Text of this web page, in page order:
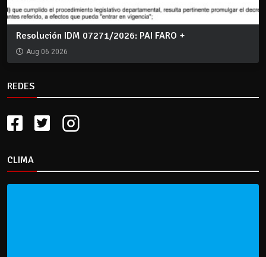
Resolución IDM 07271/2026: PAI FARO +
Aug 06 2026
REDES
CLIMA